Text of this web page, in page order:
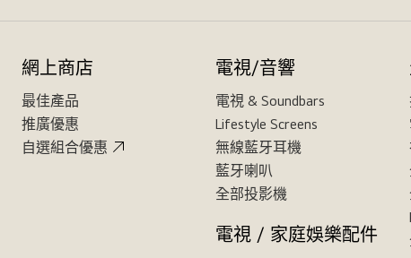
網上商店
最佳產品
推廣優惠
自選組合優惠
電視/音響
電視 & Soundbars
Lifestyle Screens
無線藍牙耳機
藍牙喇叭
全部投影機
電視 / 家庭娛樂配件